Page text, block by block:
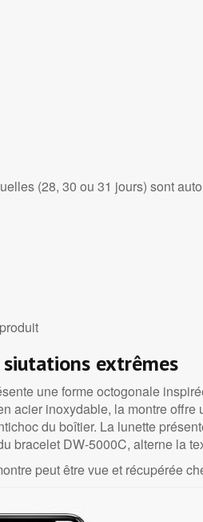
(28, 30 ou 31 jours) sont
siutations extrêmes
une forme octogonale
acier inoxydable, la montre
du boîtier. La lunette
bracelet DW-5000C, alterne la
peut être vue et récupérée